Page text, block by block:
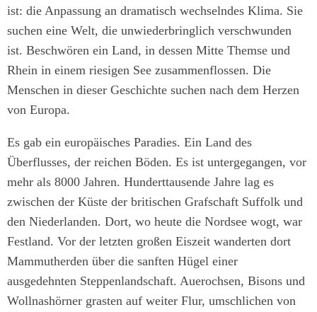
ist: die Anpassung an dramatisch wechselndes Klima. Sie
suchen eine Welt, die unwiederbringlich verschwunden
ist. Beschwören ein Land, in dessen Mitte Themse und
Rhein in einem riesigen See zusammenflossen. Die
Menschen in dieser Geschichte suchen nach dem Herzen
von Europa.
Es gab ein europäisches Paradies. Ein Land des
Überflusses, der reichen Böden. Es ist untergegangen, vor
mehr als 8000 Jahren. Hunderttausende Jahre lag es
zwischen der Küste der britischen Grafschaft Suffolk und
den Niederlanden. Dort, wo heute die Nordsee wogt, war
Festland. Vor der letzten großen Eiszeit wanderten dort
Mammutherden über die sanften Hügel einer
ausgedehnten Steppenlandschaft. Auerochsen, Bisons und
Wollnashörner grasten auf weiter Flur, umschlichen von